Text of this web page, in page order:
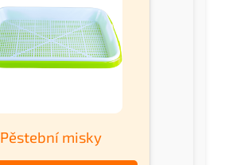
Pěstební misky